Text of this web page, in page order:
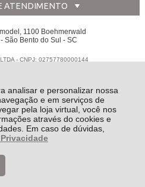
analisar e personalizar nossa
e em serviços de
pela loja virtual, você nos
através do cookies e
Em caso de dúvidas,
ATENDIMENTO
1100 Boehmerwald
São Bento do Sul - SC
- CNPJ: 02757780000144